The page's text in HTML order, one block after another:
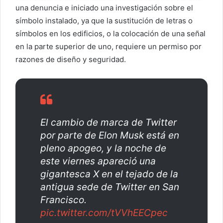
e
l
e
c
i
c
o
una denuncia e iniciado una investigación sobre el
símbolo instalado, ya que la sustitución de letras o
símbolos en los edificios, o la colocación de una señal
en la parte superior de uno, requiere un permiso por
razones de diseño y seguridad.
El cambio de marca de Twitter
por parte de Elon Musk está en
pleno apogeo, y la noche de
este viernes apareció una
gigantesca X en el tejado de la
antigua sede de Twitter en San
Francisco.
pic.twitter.com/tVVhEECpec